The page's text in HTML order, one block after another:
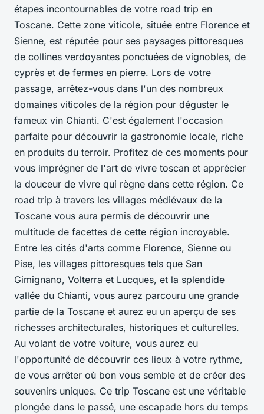
étapes incontournables de votre road trip en
Toscane. Cette zone viticole, située entre Florence et
Sienne, est réputée pour ses paysages pittoresques
de collines verdoyantes ponctuées de vignobles, de
cyprès et de fermes en pierre. Lors de votre
passage, arrêtez-vous dans l'un des nombreux
domaines viticoles de la région pour déguster le
fameux vin Chianti. C'est également l'occasion
parfaite pour découvrir la gastronomie locale, riche
en produits du terroir. Profitez de ces moments pour
vous imprégner de l'art de vivre toscan et apprécier
la douceur de vivre qui règne dans cette région. Ce
road trip à travers les villages médiévaux de la
Toscane vous aura permis de découvrir une
multitude de facettes de cette région incroyable.
Entre les cités d'arts comme Florence, Sienne ou
Pise, les villages pittoresques tels que San
Gimignano, Volterra et Lucques, et la splendide
vallée du Chianti, vous aurez parcouru une grande
partie de la Toscane et aurez eu un aperçu de ses
richesses architecturales, historiques et culturelles.
Au volant de votre voiture, vous aurez eu
l'opportunité de découvrir ces lieux à votre rythme,
de vous arrêter où bon vous semble et de créer des
souvenirs uniques. Ce trip Toscane est une véritable
plongée dans le passé, une escapade hors du temps